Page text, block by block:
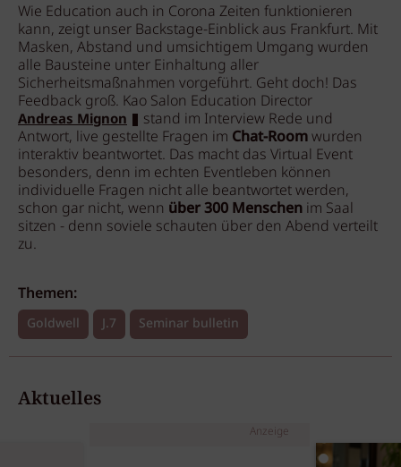
Wie Education auch in Corona Zeiten funktionieren
kann, zeigt unser Backstage-Einblick aus Frankfurt. Mit
Masken, Abstand und umsichtigem Umgang wurden
alle Bausteine unter Einhaltung aller
Sicherheitsmaßnahmen vorgeführt. Geht doch! Das
Feedback groß. Kao Salon Education Director
Andreas Mignon
stand im Interview Rede und
Antwort, live gestellte Fragen im Chat-Roomwurden
interaktiv beantwortet. Das macht das Virtual Event
besonders, denn im echten Eventleben können
individuelle Fragen nicht alle beantwortet werden,
schon gar nicht, wenn über 300 Menschen im Saal
sitzen - denn soviele schauten über den Abend verteilt
zu.
Themen:
Goldwell J.7 Seminar bulletin
Aktuelles
Anzeige